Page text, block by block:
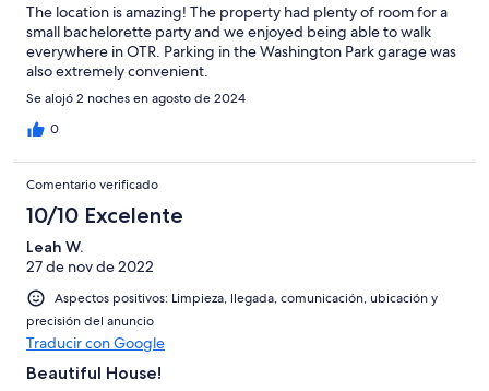
The location is amazing! The property had plenty of room for a
small bachelorette party and we enjoyed being able to walk
everywhere in OTR. Parking in the Washington Park garage was
also extremely convenient.
Se alojó 2 noches en agosto de 2024
0
Comentario verificado
10/10 Excelente
Leah W.
27 de nov de 2022
Aspectos positivos: Limpieza, llegada, comunicación, ubicación y
precisión del anuncio
Traducir con Google
Beautiful House!